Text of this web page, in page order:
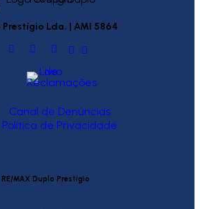
Prestígio Lda. | AMI 5864
Canal de Denúncias
Política de Privacidade
RE/MAX Duplo Prestígio